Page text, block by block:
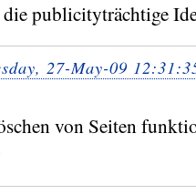
publicityträchtige
27-May-09
von Seiten